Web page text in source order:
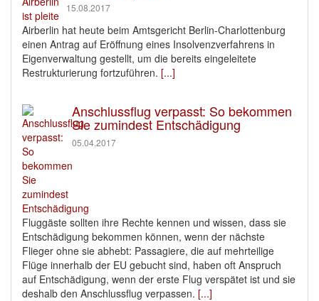
15.08.2017
Airberlin hat heute beim Amtsgericht Berlin-Charlottenburg
einen Antrag auf Eröffnung eines Insolvenzverfahrens in
Eigenverwaltung gestellt, um die bereits eingeleitete
Restrukturierung fortzuführen. [...]
Anschlussflug verpasst: So bekommen
Sie zumindest Entschädigung
05.04.2017
Fluggäste sollten ihre Rechte kennen und wissen, dass sie
Entschädigung bekommen können, wenn der nächste
Flieger ohne sie abhebt: Passagiere, die auf mehrteilige
Flüge innerhalb der EU gebucht sind, haben oft Anspruch
auf Entschädigung, wenn der erste Flug verspätet ist und sie
deshalb den Anschlussflug verpassen. [...]